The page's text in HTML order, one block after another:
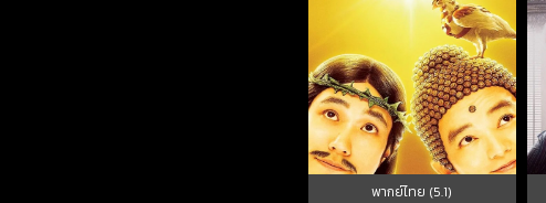
พากย์ไทย (5.1)